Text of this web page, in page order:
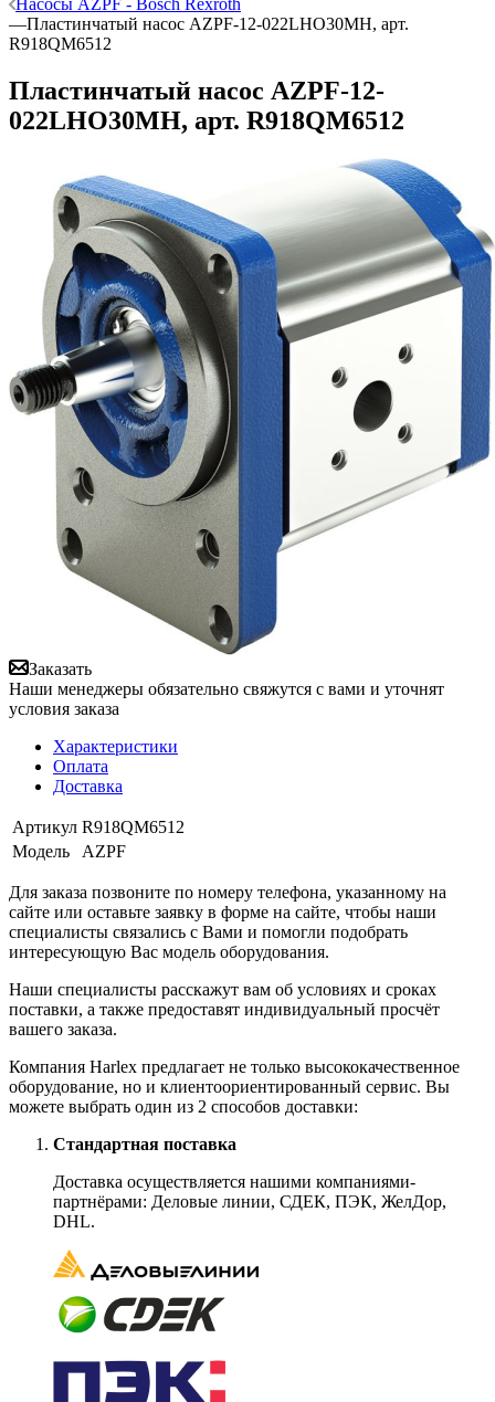
Насосы AZPF - Bosch Rexroth
—Пластинчатый насос AZPF-12-022LHO30MH, арт.
R918QM6512
Пластинчатый насос AZPF-12-
022LHO30MH, арт. R918QM6512
Заказать
Наши менеджеры обязательно свяжутся с вами и уточнят
условия заказа
Характеристики
Оплата
Доставка
Артикул R918QM6512
Модель
AZPF
Для заказа позвоните по номеру телефона, указанному на
сайте или оставьте заявку в форме на сайте, чтобы наши
специалисты связались с Вами и помогли подобрать
интересующую Вас модель оборудования.
Наши специалисты расскажут вам об условиях и сроках
поставки, а также предоставят индивидуальный просчёт
вашего заказа.
Компания Harlex предлагает не только высококачественное
оборудование, но и клиентоориентированный сервис. Вы
можете выбрать один из 2 способов доставки:
Стандартная поставка
Доставка осуществляется нашими компаниями-
партнёрами: Деловые линии, СДЕК, ПЭК, ЖелДор,
DHL.